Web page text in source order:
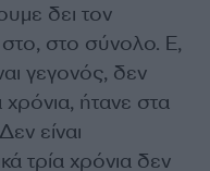
δει τον
στο σύνολο. Ε,
γεγονός, δεν
ήτανε στα
είναι
τρία χρόνια δεν